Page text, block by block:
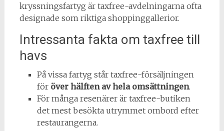
kryssningsfartyg är taxfree-avdelningarna ofta
designade som riktiga shoppinggallerior.
Intressanta fakta om taxfree till
havs
På vissa fartyg står taxfree-försäljningen
för över hälften av hela omsättningen.
För många resenärer är taxfree-butiken
det mest besökta utrymmet ombord efter
restaurangerna.